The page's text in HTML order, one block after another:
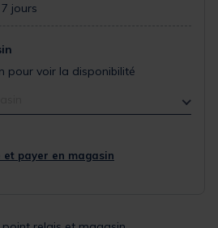
jours
pour voir la disponibilité
et payer en magasin